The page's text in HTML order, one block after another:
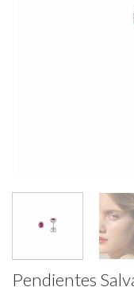
Pendientes